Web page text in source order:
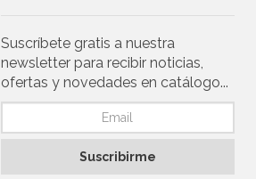
Suscríbete gratis a nuestra
newsletter para recibir noticias,
ofertas y novedades en catálogo...
Suscribirme